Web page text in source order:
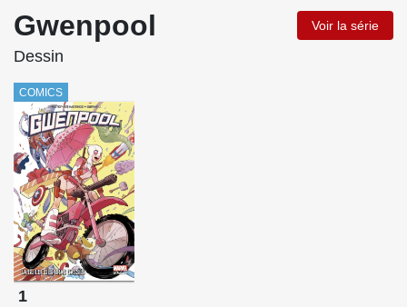
Gwenpool Voir la série
Dessin
COMICS
1